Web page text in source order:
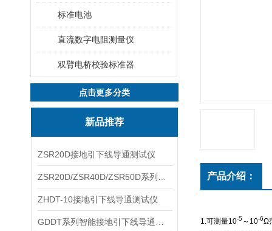
标准电池
直流数字电阻测量仪
双臂电桥校验标准器
点击更多分类
新品推荐
ZSR20D接地引下线导通测试仪
ZHDT-10接地引下线导通测试仪
产品介绍：
1.可测量10-5～ 10-6Ω